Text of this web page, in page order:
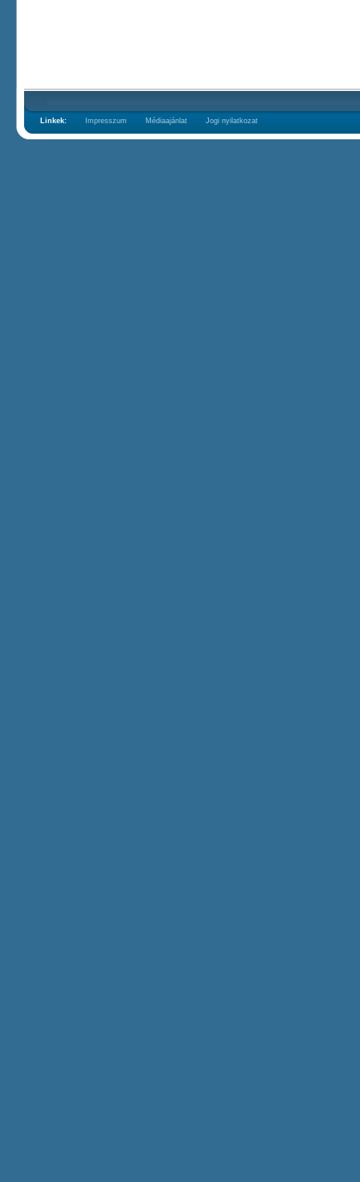
Linkek: Impresszum Médiaajánlat Jogi nyilatkozat